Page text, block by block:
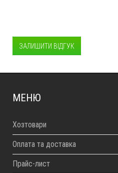
ЗАЛИШИТИ ВІДГУК
МЕНЮ
Хозтовари
Оплата та доставка
Прайс-лист